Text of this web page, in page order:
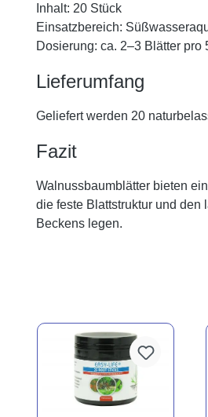
Inhalt: 20 Stück
Einsatzbereich:
Dosierung: ca. 2–3 Blätter pro
Lieferumfang
Geliefert werden 20
Fazit
Walnussbaumblätter bieten
die feste Blattstruktur und den
Beckens legen.